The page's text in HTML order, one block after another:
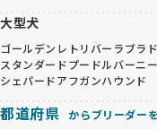
大型犬
ゴールデンレトリバー ラブラ
スタンダードプードルバーニ
シェパードアフガンハウンド
都道府県 からブリーダー